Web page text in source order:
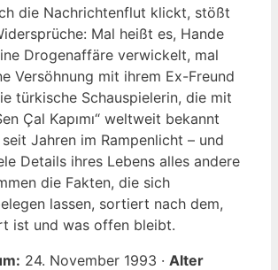
die Nachrichtenflut klickt, stößt
Mal heißt es, Hande
Drogenaffäre verwickelt, mal
Versöhnung mit ihrem Ex-Freund
türkische Schauspielerin, die mit
Çal Kapımı“ weltweit bekannt
Jahren im Rampenlicht – und
Details ihres Lebens alles andere
die Fakten, die sich
lassen, sortiert nach dem,
ist und was offen bleibt.
24. November 1993 · Alter